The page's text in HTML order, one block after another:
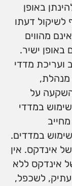
באופן
לשיקול דעתו
מהווים
ישיר.
ועריכת מדדי
מנהלת,
על
במדדי
במדדים.
אינדקס. אין
אינדקס ללא
לשכפל,